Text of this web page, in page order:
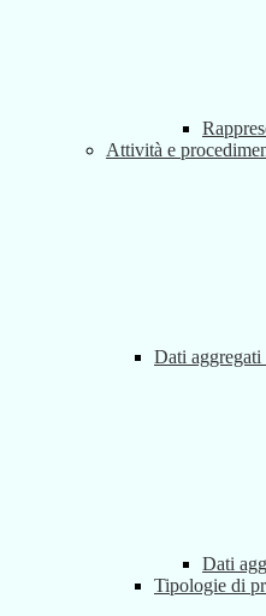
Attività e
Dati
Dati
Tipologie di